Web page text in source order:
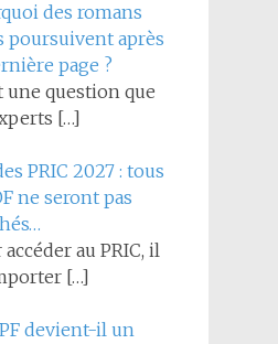
des romans
poursuivent après
page ?
une question que
[…]
PRIC 2027 : tous
ne seront pas
accéder au PRIC, il
[…]
devient-il un